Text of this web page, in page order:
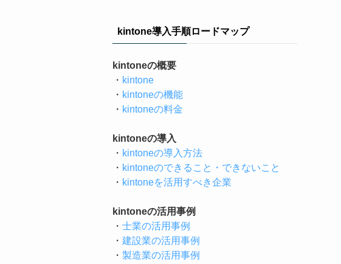
kintone導入手順ロードマップ
kintoneの概要
・ kintone
・ kintoneの機能
・ kintoneの料金
kintoneの導入
・ kintoneの導入方法
・ kintoneのできること・できないこと
・ kintoneを活用すべき企業
kintoneの活用事例
・ 士業の活用事例
・ 建設業の活用事例
・ 製造業の活用事例